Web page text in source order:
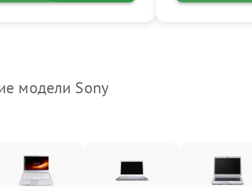
модели Sony